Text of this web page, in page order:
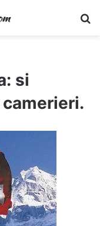
si